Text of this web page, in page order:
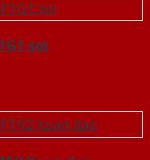
soi